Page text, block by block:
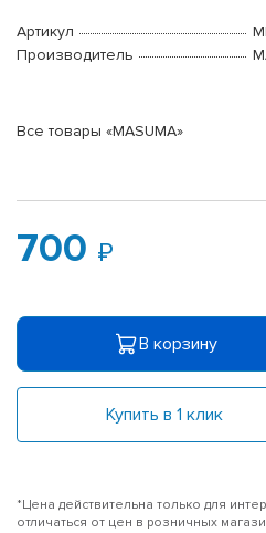
Артикул
Производитель
Все товары «MASUMA»
700
В корзину
Купить в 1 клик
*Цена действительна только для
отличаться от цен в розничных